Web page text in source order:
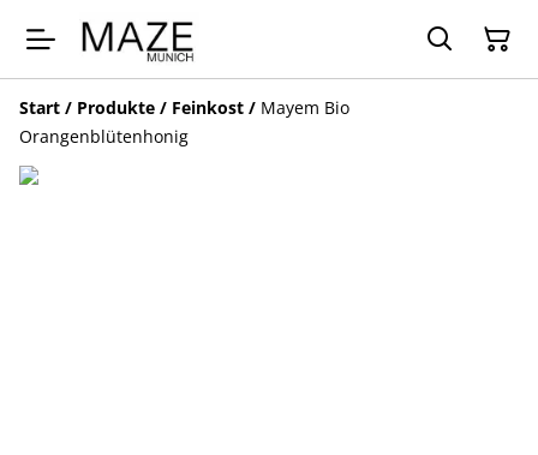
Start / Produkte / Feinkost / Mayem Bio
Orangenblütenhonig